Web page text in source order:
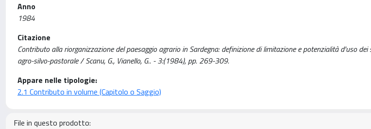
Anno
1984
Citazione
Contributo alla riorganizzazione del paesaggio agrario in Sardegna: definizione di limitazione e potenzialità d'uso
agro-silvo-pastorale / Scanu, G., Vianello, G.. - 3:(1984), pp. 269-309.
Appare nelle tipologie:
2.1 Contributo in volume (Capitolo o Saggio)
File in questo prodotto: